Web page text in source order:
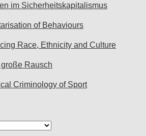
im Sicherheitskapitalismus
of Behaviours
Race, Ethnicity and Culture
Rausch
Criminology of Sport